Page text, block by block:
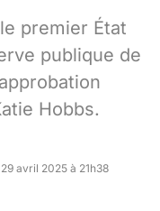
premier État
publique de
Hobbs.
avril 2025 à 21h38